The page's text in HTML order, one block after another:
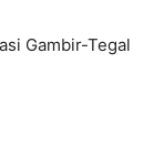
Gambir-Tegal